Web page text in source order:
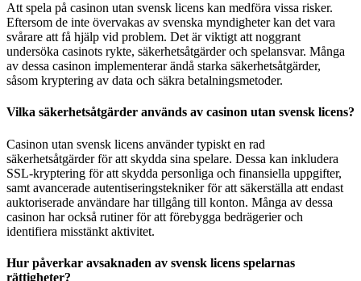
Att spela på casinon utan svensk licens kan medföra vissa risker.
Eftersom de inte övervakas av svenska myndigheter kan det vara
svårare att få hjälp vid problem. Det är viktigt att noggrant
undersöka casinots rykte, säkerhetsåtgärder och spelansvar. Många
av dessa casinon implementerar ändå starka säkerhetsåtgärder,
såsom kryptering av data och säkra betalningsmetoder.
Vilka säkerhetsåtgärder används av casinon utan svensk licens?
Casinon utan svensk licens använder typiskt en rad
säkerhetsåtgärder för att skydda sina spelare. Dessa kan inkludera
SSL-kryptering för att skydda personliga och finansiella uppgifter,
samt avancerade autentiseringstekniker för att säkerställa att endast
auktoriserade användare har tillgång till konton. Många av dessa
casinon har också rutiner för att förebygga bedrägerier och
identifiera misstänkt aktivitet.
Hur påverkar avsaknaden av svensk licens spelarnas
rättigheter?